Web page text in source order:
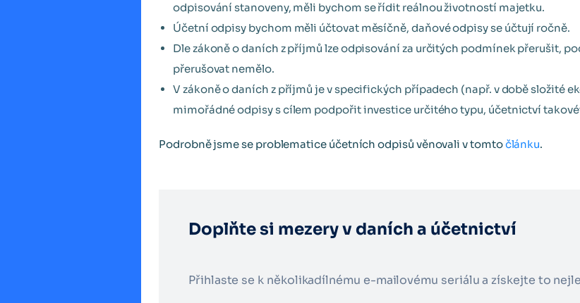
odpisování stanoveny, měli bychom se řídit reálnou životností majetku.
Účetní odpisy bychom měli účtovat měsíčně, daňové odpisy se účtují ročně.
Dle zákoně o daních z příjmů lze odpisování za určitých podmínek přerušit,
přerušovat nemělo.
V zákoně o daních z příjmů je v specifických případech (např. v době složité
mimořádné odpisy s cílem podpořit investice určitého typu, účetnictví
Podrobně jsme se problematice účetních odpisů věnovali v tomtočlánku.
Doplňte si mezery v daních a účetnictví
Přihlaste se k několikadílnému e-mailovému seriálu a získejte to